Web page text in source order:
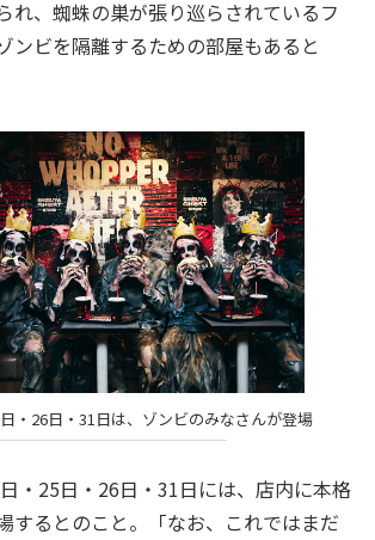
れ、蜘蛛の巣が張り巡らされているフ
ンビを隔離するための部屋もあると
・26日・31日は、ゾンビのみなさんが登場
・25日・26日・31日には、店内に本格
するとのこと。「なお、これではまだ